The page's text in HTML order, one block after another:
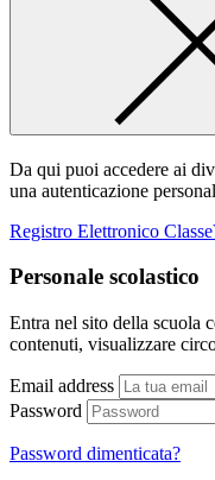
Da qui puoi accedere ai
una autenticazione
Registro Elettronico
Personale scolastico
Entra nel sito della scuola
contenuti, visualizzare
Email address
Password
Password dimenticata?